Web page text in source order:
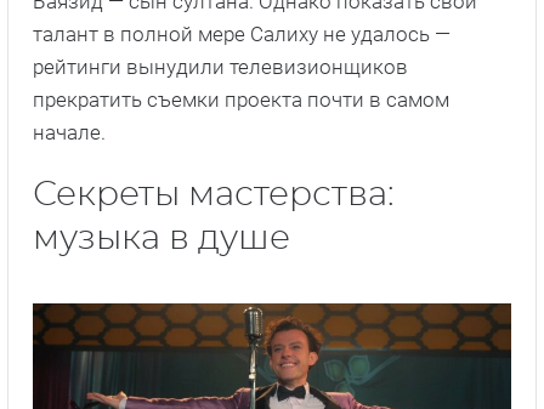
талант в полной мере Салиху не удалось —
рейтинги вынудили телевизионщиков
прекратить съемки проекта почти в самом
начале.
Секреты мастерства:
музыка в душе